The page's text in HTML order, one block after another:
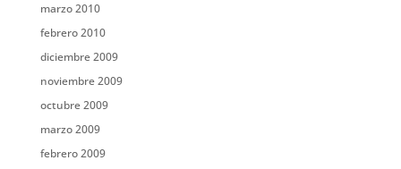
marzo 2010
febrero 2010
diciembre 2009
noviembre 2009
octubre 2009
marzo 2009
febrero 2009